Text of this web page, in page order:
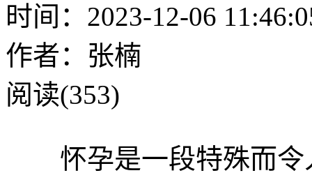
时间：2023-12-06
作者：张楠
阅读(353)
怀孕是一段特殊而令